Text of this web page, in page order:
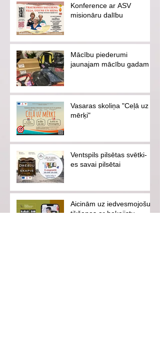
Konference ar ASV
misionāru dalību
Mācību piederumi
jaunajam mācību gadam
Vasaras skoliņa "Ceļā uz
mērķi"
Ventspils pilsētas svētki-
es savai pilsētai
Aicinām uz iedvesmojošu
tikšanos ar hokejistu